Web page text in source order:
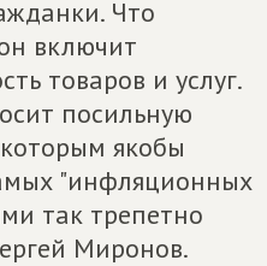
Что
включит
товаров и услуг.
посильную
якобы
"инфляционных
так трепетно
Миронов.